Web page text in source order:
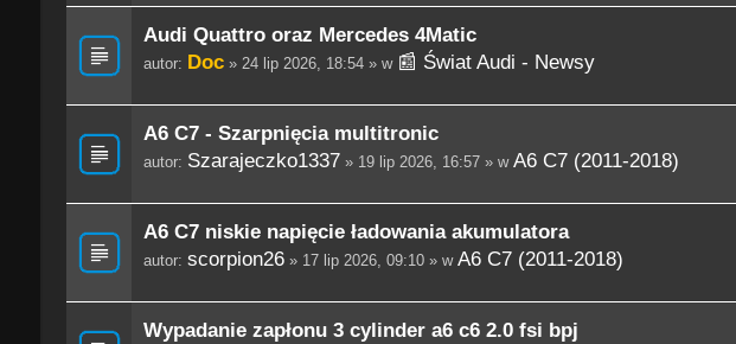
Audi Quattro oraz Mercedes 4Matic
autor: Doc» 24 lip 2026, 18:54 » w 📰 Świat Audi - Newsy
A6 C7 - Szarpnięcia multitronic
autor: Szarajeczko1337 » 19 lip 2026, 16:57 » w A6 C7 (2011-2018)
A6 C7 niskie napięcie ładowania akumulatora
autor: scorpion26» 17 lip 2026, 09:10 » w A6 C7 (2011-2018)
Wypadanie zapłonu 3 cylinder a6 c6 2.0 fsi bpj